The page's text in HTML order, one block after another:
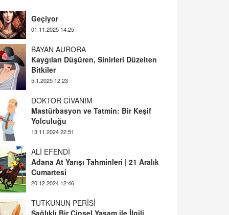
BAYAN AURORA
Kaygıları Düşüren, Sinirleri Düzelten
5.1.2025 12:23
DOKTOR CİVANIM
Mastürbasyon ve Tatmin: Bir Keşif
13.11.2024 22:51
ALİ EFENDİ
Adana At Yarışı Tahminleri | 21 Aralık
20.12.2024 12:46
TUTKUNUN PERİSİ
Sağlıklı Bir Cinsel Yaşam ile İlgili
08.11.2024 13:16